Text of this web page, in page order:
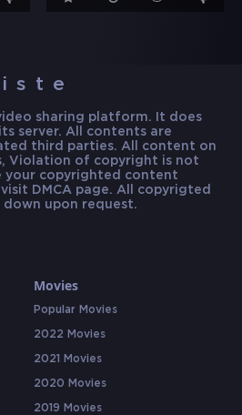
sharing platform. It does
server. All contents are
third parties. All content on
Violation of copyright is not
your copyrighted content
DMCA page. All copyrigted
upon request.
Movies
Popular Movies
2022 Movies
2021 Movies
2020 Movies
2019 Movies